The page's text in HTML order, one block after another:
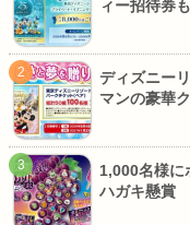
ィー招待券
ディズニー
マンの豪華
1,000名様に
ハガキ懸賞